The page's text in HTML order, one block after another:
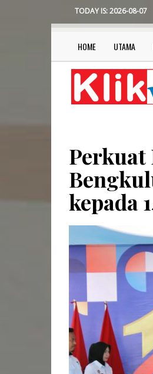
TODAY IS:2026-08-07
Main
HOME UTAMA
kepada